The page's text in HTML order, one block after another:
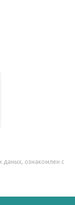
даных, ознакомлен с